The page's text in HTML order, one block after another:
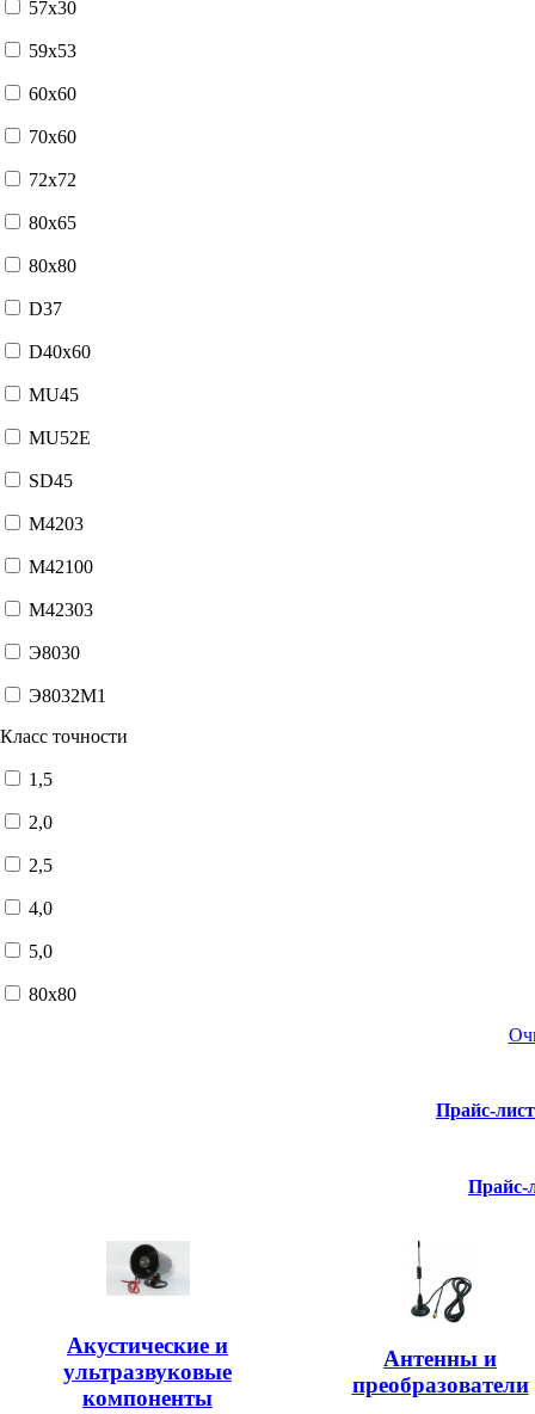
57x30
59x53
60x60
70x60
72x72
80x65
80x80
D37
D40x60
MU45
MU52E
SD45
М4203
М42100
М42303
Э8030
Э8032М1
Класс точности
1,5
2,0
2,5
4,0
5,0
80x80
Прайс-
Прайс-
Акустические и
ультразвуковые
компоненты
Антенны и
преобразователи